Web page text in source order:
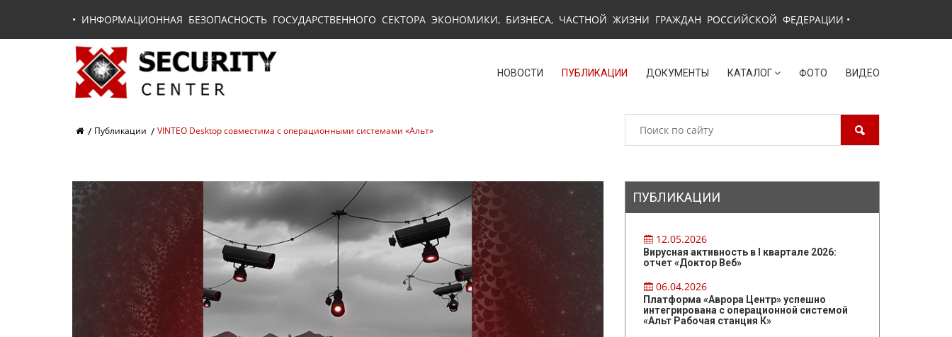
• ИНФОРМАЦИОННАЯ БЕЗОПАСНОСТЬ ГОСУДАРСТВЕННОГО СЕКТОРА ЭКОНОМИКИ, БИЗНЕСА, ЧАСТНОЙ ЖИЗНИ ГРАЖДАН РОССИЙСКОЙ ФЕДЕРАЦИИ •
НОВОСТИ ПУБЛИКАЦИИ ДОКУМЕНТЫ КАТАЛОГ ФОТО ВИДЕО
Публикации VINTEO Desktop совместима с операционными системами «Альт»
ПУБЛИКАЦИИ
12.05.2026
Вирусная активность в I квартале 2026:
отчет «Доктор Веб»
06.04.2026
Платформа «Аврора Центр» успешно
интегрирована с операционной системой
«Альт Рабочая станция К»